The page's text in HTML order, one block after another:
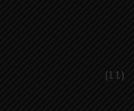
(11)